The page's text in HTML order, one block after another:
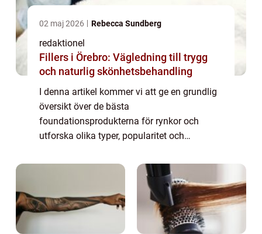
02 maj 2026 Rebecca Sundberg
redaktionel
Fillers i Örebro: Vägledning till trygg
och naturlig skönhetsbehandling
I denna artikel kommer vi att ge en grundlig
översikt över de bästa
foundationsprodukterna för rynkor och
utforska olika typer, popularitet och
välgrundat val. Översikt över bästa
foundation för rynkor: En fo...